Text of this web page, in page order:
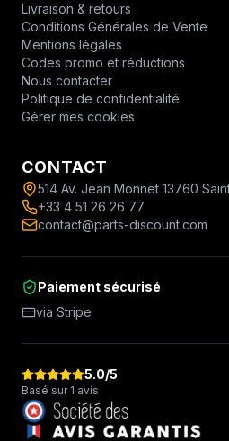
Livraison & retours
Conditions Générales de Vente
Mentions légales
Codes promo et réductions
Nous contacter
Politique de confidentialité
Gérer mes cookies
CONTACT
514 Av. Jean Monnet 13760
+33 4 51 26 26 77
contact@parts-discount.com
Paiement sécurisé
via Stripe
5.0/5
Basé sur 1 avis